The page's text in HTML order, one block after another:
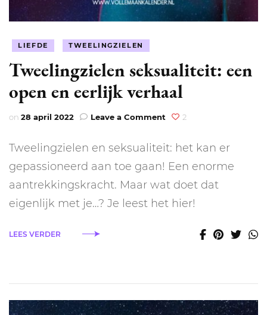
LIEFDE TWEELINGZIELEN
Tweelingzielen seksualiteit: een
open en eerlijk verhaal
on 28 april 2022 Leave a Comment on
een
open
eerlijk
verhaal
2
Tweelingzielen en seksualiteit: het kan er
gepassioneerd aan toe gaan! Een enorme
aantrekkingskracht. Maar wat doet dat
eigenlijk met je…? Je leest het hier!
LEES VERDER